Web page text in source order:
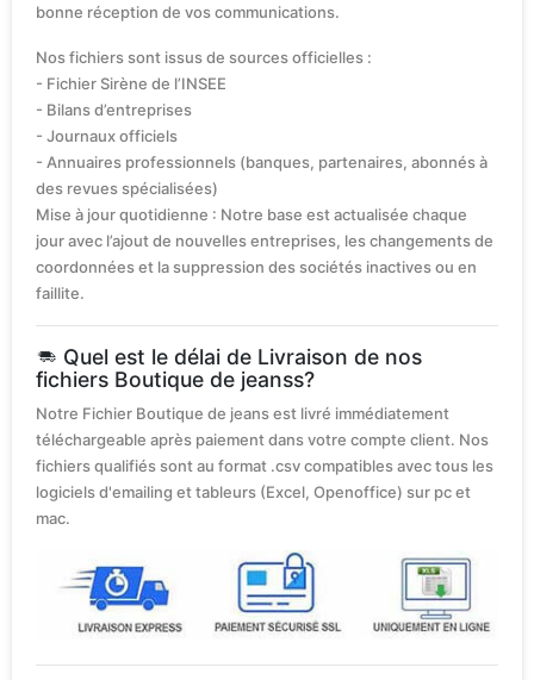
bonne réception de vos communications.
Nos fichiers sont issus de sources officielles :
- Fichier Sirène de l’INSEE
- Bilans d’entreprises
- Journaux officiels
- Annuaires professionnels (banques, partenaires, abonnés à
des revues spécialisées)
Mise à jour quotidienne : Notre base est actualisée chaque
jour avec l’ajout de nouvelles entreprises, les changements de
coordonnées et la suppression des sociétés inactives ou en
faillite.
Quel est le délai de Livraison de nos
fichiers Boutique de jeanss?
Notre Fichier Boutique de jeans est livré immédiatement
téléchargeable après paiement dans votre compte client. Nos
fichiers qualifiés sont au format .csv compatibles avec tous les
logiciels d'emailing et tableurs (Excel, Openoffice) sur pc et
mac.